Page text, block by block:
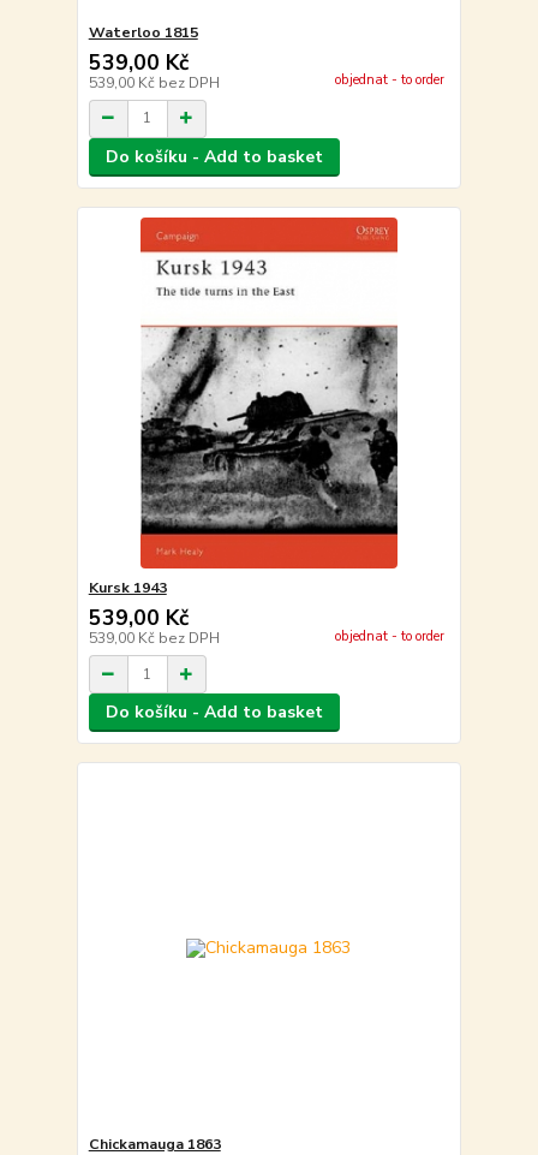
Waterloo 1815
539,00 Kč
539,00 Kč bez DPH objednat - to order
Do košíku - Add to basket
Kursk 1943
539,00 Kč
539,00 Kč bez DPH objednat - to order
Do košíku - Add to basket
Chickamauga 1863